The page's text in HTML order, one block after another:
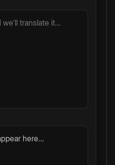
here...